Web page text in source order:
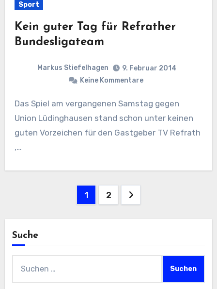
Sport
Kein guter Tag für Refrather
Bundesligateam
Markus Stiefelhagen
9. Februar 2014
Keine Kommentare
Das Spiel am vergangenen Samstag gegen
Union Lüdinghausen stand schon unter keinen
guten Vorzeichen für den Gastgeber TV Refrath
,…
Seitennummerierung
Beiträge
1 2
Suche
nach: